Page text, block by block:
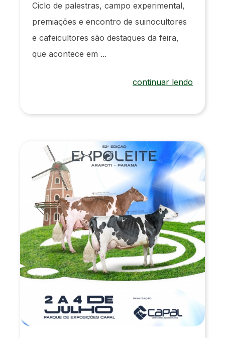
Ciclo de palestras, campo experimental,
premiações e encontro de suinocultores
e cafeicultores são destaques da feira,
que acontece em ...
continuar lendo